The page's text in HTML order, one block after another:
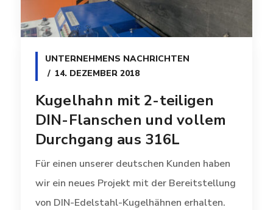
UNTERNEHMENS NACHRICHTEN
14. DEZEMBER 2018
Kugelhahn mit 2-teiligen
DIN-Flanschen und vollem
Durchgang aus 316L
Für einen unserer deutschen Kunden haben
wir ein neues Projekt mit der Bereitstellung
von DIN-Edelstahl-Kugelhähnen erhalten.